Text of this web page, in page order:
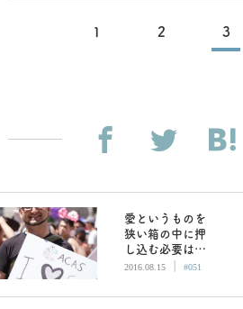
1 2 3
愛というものを
狭い箱の中に押
し込む必要はな
い
2016.08.15 | #051